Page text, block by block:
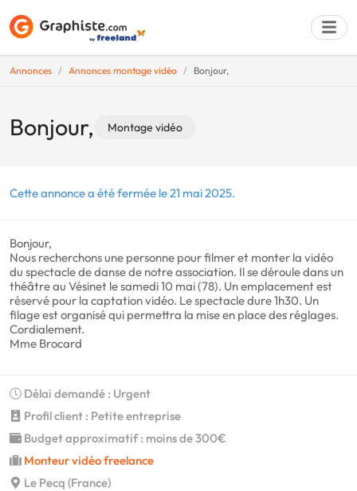
Annonces Annonces montage vidéo Bonjour,
Bonjour, Montage vidéo
Cette annonce a été fermée le 21 mai 2025.
Bonjour,
Nous recherchons une personne pour filmer et monter la vidéo
du spectacle de danse de notre association. Il se déroule dans un
théâtre au Vésinet le samedi 10 mai (78). Un emplacement est
réservé pour la captation vidéo. Le spectacle dure 1h30. Un
filage est organisé qui permettra la mise en place des réglages.
Cordialement.
Mme Brocard
Délai demandé : Urgent
Profil client : Petite entreprise
Budget approximatif : moins de 300€
Monteur vidéo freelance
Le Pecq (France)